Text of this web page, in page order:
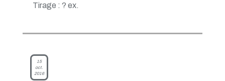
Tirage : ? ex.
15
oct.
2016